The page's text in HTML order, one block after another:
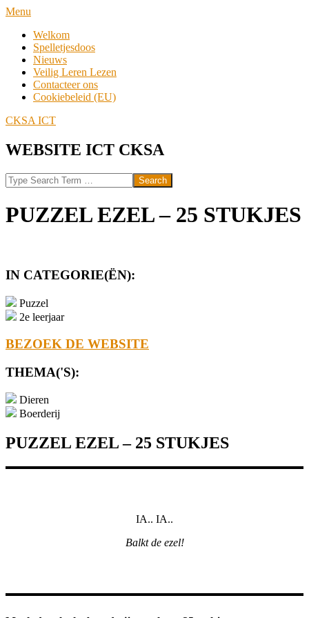
Skip
content
Navigation
Menu
Welkom
Spelletjesdoos
Nieuws
Veilig Leren Lezen
Contacteer ons
Cookiebeleid (EU)
CKSA ICT
WEBSITE ICT CKSA
Search
PUZZEL EZEL – 25 STUKJES
IN CATEGORIE(ËN):
Puzzel
2e leerjaar
BEZOEK DE WEBSITE
THEMA('S):
Dieren
Boerderij
PUZZEL EZEL – 25 STUKJES
IA.. IA..
Balkt de ezel!